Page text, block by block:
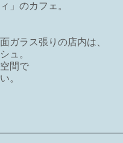
」のカフェ。
ガラス張りの店内は、
ュ。
間で
。